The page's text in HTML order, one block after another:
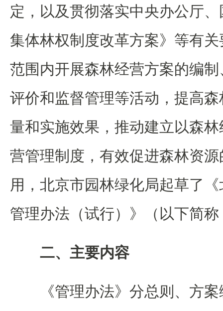
定，以及贯彻落实中央办公厅
集体林权制度改革方案》等有
范围内开展森林经营方案的编
评价和监督管理等活动，提高
量和实施效果，推动建立以森
营管理制度，有效促进森林资
用，北京市园林绿化局起草了
管理办法（试行）》（以下简
二、主要内容
《管理办法》分总则、方